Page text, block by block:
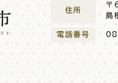
住所
島
電話番号